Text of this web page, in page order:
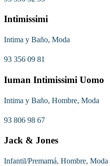
Intimissimi
Intima y Baño, Moda
93 356 09 81
Iuman Intimissimi Uomo
Intima y Baño, Hombre, Moda
93 806 98 67
Jack & Jones
Infantil/Premamá, Hombre, Moda